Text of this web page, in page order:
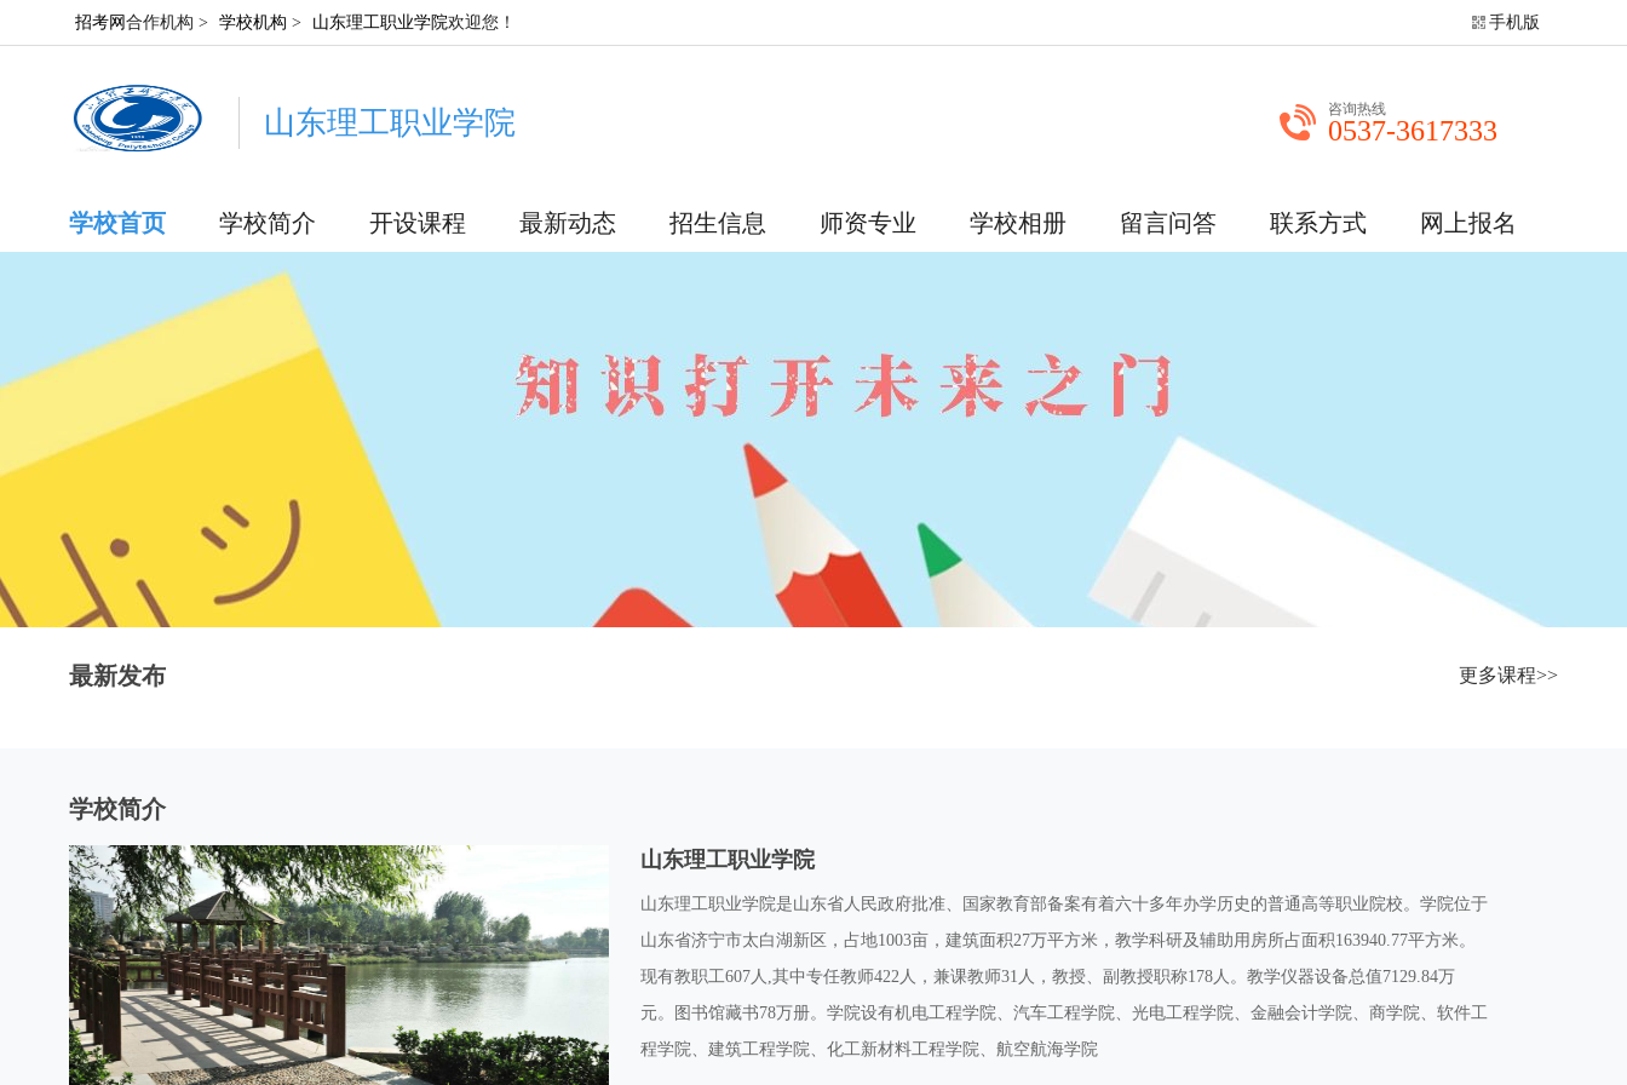
招考网 合作机构 > 学校机构 > 山东理工职业学院欢迎您！ 手机版
山东理工职业学院 咨询热线
0537-3617333
学校首页 学校简介 开设课程 最新动态 招生信息 师资专业 学校相册 留言问答 联系方式 网上报名
最新发布 更多课程>>
学校简介
山东理工职业学院
山东理工职业学院是山东省人民政府批准、国家教育部备案有着六十多年办学历史的普通高等职业院校。学院位于
山东省济宁市太白湖新区，占地1003亩，建筑面积27万平方米，教学科研及辅助用房所占面积163940.77平方米。
现有教职工607人,其中专任教师422人，兼课教师31人，教授、副教授职称178人。教学仪器设备总值7129.84万
元。图书馆藏书78万册。学院设有机电工程学院、汽车工程学院、光电工程学院、金融会计学院、商学院、软件工
程学院、建筑工程学院、化工新材料工程学院、航空航海学院